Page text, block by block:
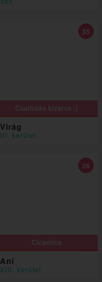
Csalódás kizárva :)
Virág
III. kerület
35
Cicamica
Ani
XIII. kerület
26